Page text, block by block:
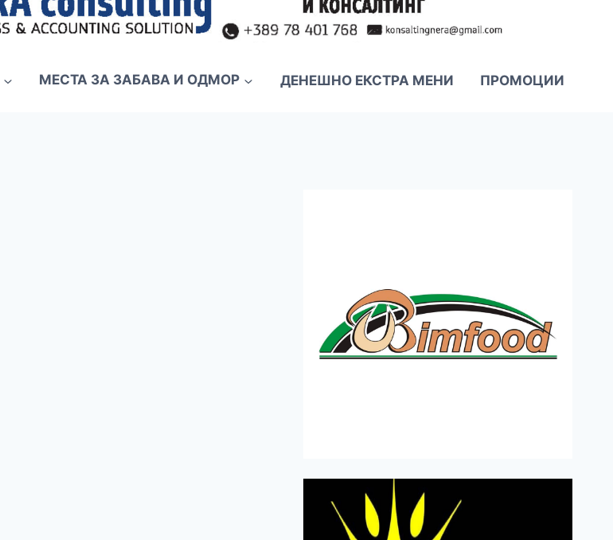
МЕСТА ЗА ЗАБАВА И ОДМОР ДЕНЕШНО ЕКСТРА МЕНИ ПРОМОЦИИ